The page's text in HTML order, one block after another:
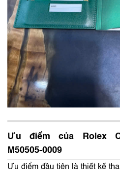
Ưu điểm của Rolex
M50505-0009
Ưu điểm đầu tiên là thiết kế